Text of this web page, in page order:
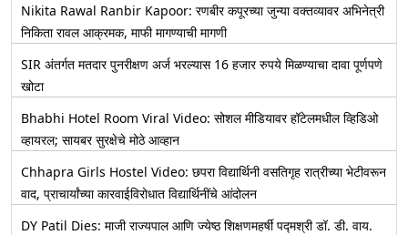
Nikita Rawal Ranbir Kapoor: रणबीर कपूरच्या जुन्या वक्तव्यावर अभिनेत्री
निकिता रावल आक्रमक, माफी मागण्याची मागणी
SIR अंतर्गत मतदार पुनरीक्षण अर्ज भरल्यास 16 हजार रुपये मिळण्याचा दावा पूर्णपणे
खोटा
Bhabhi Hotel Room Viral Video: सोशल मीडियावर हॉटेलमधील व्हिडिओ
व्हायरल; सायबर सुरक्षेचे मोठे आव्हान
Chhapra Girls Hostel Video: छपरा विद्यार्थिनी वसतिगृह रात्रीच्या भेटीवरून
वाद, प्राचार्यांच्या कारवाईविरोधात विद्यार्थिनींचे आंदोलन
DY Patil Dies: माजी राज्यपाल आणि ज्येष्ठ शिक्षणमहर्षी पद्मश्री डॉ. डी. वाय.